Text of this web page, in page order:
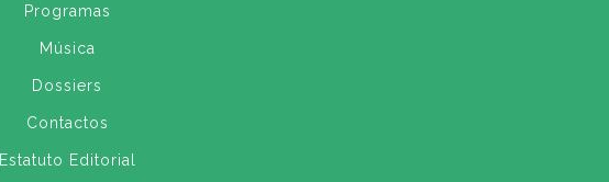
Programas
Música
Dossiers
Contactos
Estatuto Editorial